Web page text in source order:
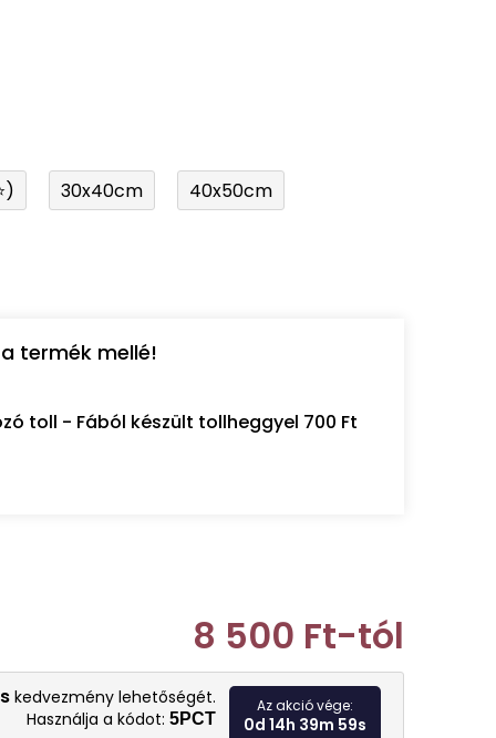
30x40cm 40x50cm
termék mellé!
toll - Fából készült tollheggyel 700 Ft
8 500 Ft-tól
Egységár:
kedvezmény lehetőségét.
Használja a kódot: 5PCT
Az akció vége:
0d 14h 39m 57s